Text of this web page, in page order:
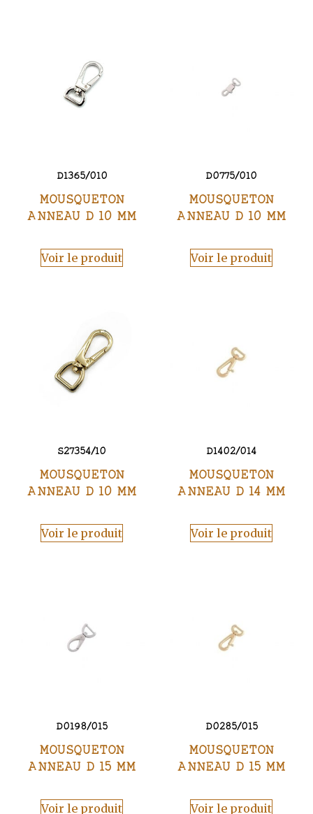
D1365/010
MOUSQUETON
ANNEAU D 10 MM
Voir le produit
D0775/010
MOUSQUETON
ANNEAU D 10 MM
Voir le produit
S27354/10
MOUSQUETON
ANNEAU D 10 MM
Voir le produit
D1402/014
MOUSQUETON
ANNEAU D 14 MM
Voir le produit
D0198/015
MOUSQUETON
ANNEAU D 15 MM
Voir le produit
D0285/015
MOUSQUETON
ANNEAU D 15 MM
Voir le produit